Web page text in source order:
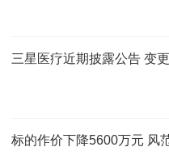
三星医疗近期披露公告 变
标的作价下降5600万元 风